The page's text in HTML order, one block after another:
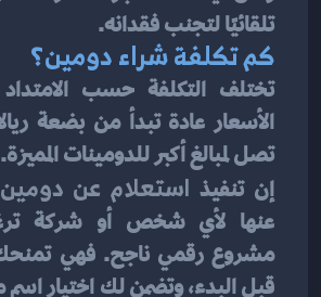
تلقائيًا لتجنب فقدانه.
كم تكلفة شراء دومين؟
تصل لمبالغ أكبر للدومينات المميزة.
إن تنفيذ استعلام عن دومين